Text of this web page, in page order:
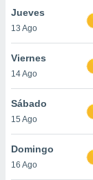
aceptar
de
sitio
En
sean
el sitio
Jueves
13 Ago
Viernes
14 Ago
Sábado
15 Ago
Domingo
16 Ago